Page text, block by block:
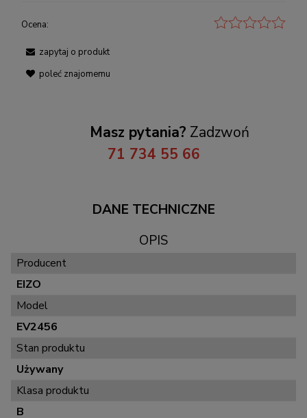
Ocena:
zapytaj o produkt
poleć znajomemu
Masz pytania? Zadzwoń
71 734 55 66
DANE TECHNICZNE
OPIS
Producent
EIZO
Model
EV2456
Stan produktu
Używany
Klasa produktu
B